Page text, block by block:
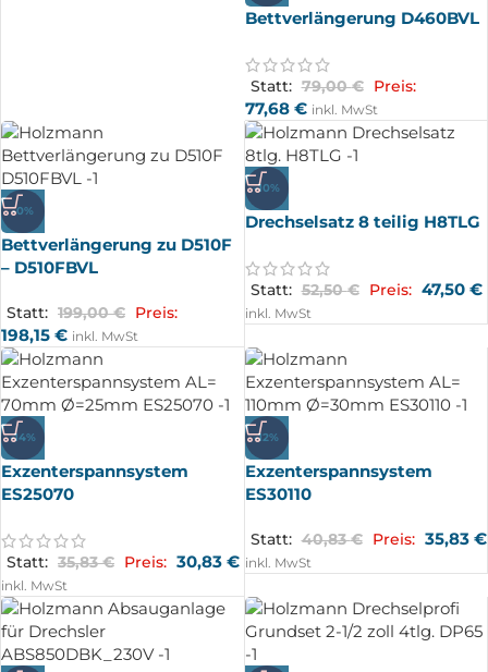
Bettverlängerung D460BVL
Statt: 79,00€ Preis:
77,68 € inkl. MwSt
-0%
Bettverlängerung zu D510F
– D510FBVL
Statt: 199,00€ Preis:
198,15 € inkl. MwSt
-10%
Drechselsatz 8 teilig H8TLG
Statt: 52,50€ Preis: 47,50 €
inkl. MwSt
-14%
Exzenterspannsystem
ES25070
Statt: 35,83€ Preis: 30,83 €
inkl. MwSt
-12%
Exzenterspannsystem
ES30110
Statt: 40,83€ Preis: 35,83 €
inkl. MwSt